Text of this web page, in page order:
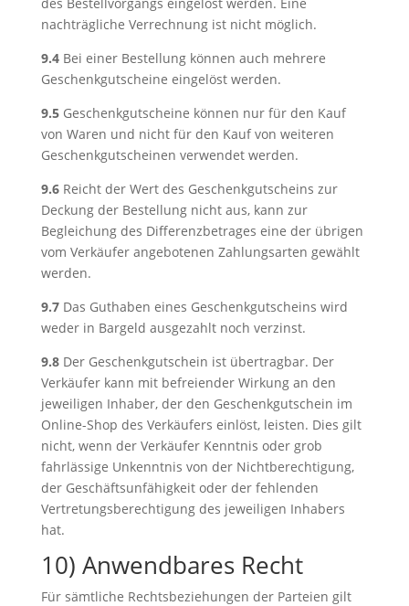
nachträgliche Verrechnung ist nicht möglich.
9.4Bei einer Bestellung können auch mehrere
Geschenkgutscheine eingelöst werden.
9.5Geschenkgutscheine können nur für den Kauf
von Waren und nicht für den Kauf von weiteren
Geschenkgutscheinen verwendet werden.
9.6Reicht der Wert des Geschenkgutscheins zur
Deckung der Bestellung nicht aus, kann zur
Begleichung des Differenzbetrages eine der übrigen
vom Verkäufer angebotenen Zahlungsarten gewählt
werden.
9.7Das Guthaben eines Geschenkgutscheins wird
weder in Bargeld ausgezahlt noch verzinst.
9.8Der Geschenkgutschein ist übertragbar. Der
Verkäufer kann mit befreiender Wirkung an den
jeweiligen Inhaber, der den Geschenkgutschein im
Online-Shop des Verkäufers einlöst, leisten. Dies gilt
nicht, wenn der Verkäufer Kenntnis oder grob
fahrlässige Unkenntnis von der Nichtberechtigung,
der Geschäftsunfähigkeit oder der fehlenden
Vertretungsberechtigung des jeweiligen Inhabers
hat.
10) Anwendbares Recht
Für sämtliche Rechtsbeziehungen der Parteien gilt